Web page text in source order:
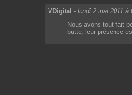
VDigital - lundi 2 mai 2011 à
Nous avons tout fait
butte, leur présence